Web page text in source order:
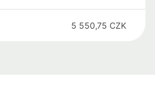
5 550,75 CZK